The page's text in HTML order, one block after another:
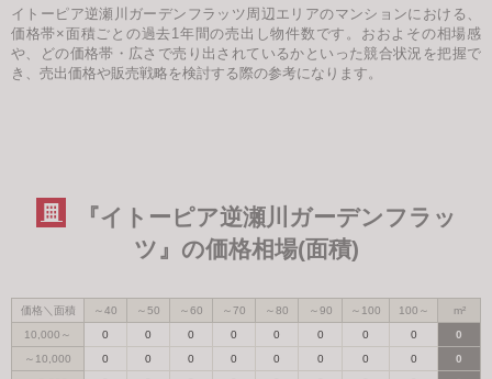
イトーピア逆瀬川ガーデンフラッツ周辺エリアのマンションにおける、
価格帯×面積ごとの過去1年間の売出し物件数です。おおよその相場感
や、どの価格帯・広さで売り出されているかといった競合状況を把握で
き、売出価格や販売戦略を検討する際の参考になります。
『イトーピア逆瀬川ガーデンフラッ
ツ』の価格相場(面積)
価格＼面積 ～40 ～50 ～60 ～70 ～80 ～90 ～100 100～
m²
10,000～
0 0 0 0 0 0 0 0
0
～10,000
0 0 0 0 0 0 0 0
0